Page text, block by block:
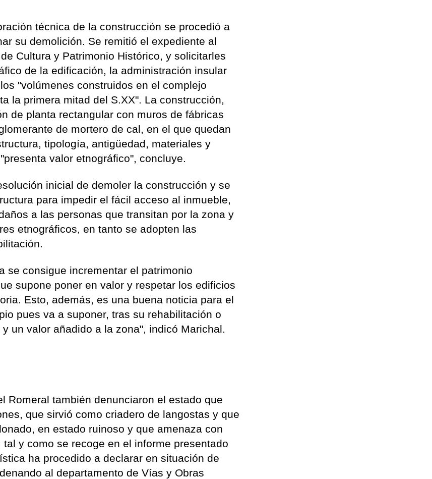
técnica de la construcción se procedió a
su demolición. Se remitió el expediente al
Cultura y Patrimonio Histórico, y solicitarles
de la edificación, la administración insular
"volúmenes construidos en el complejo
la primera mitad del S.XX". La construcción,
de planta rectangular con muros de fábricas
de mortero de cal, en el que quedan
tipología, antigüedad, materiales y
valor etnográfico", concluye.
inicial de demoler la construcción y se
para impedir el fácil acceso al inmueble,
a las personas que transitan por la zona y
etnográficos, en tanto se adopten las
se consigue incrementar el patrimonio
supone poner en valor y respetar los edificios
Esto, además, es una buena noticia para el
pues va a suponer, tras su rehabilitación o
un valor añadido a la zona", indicó Marichal.
Romeral también denunciaron el estado que
que sirvió como criadero de langostas y que
en estado ruinoso y que amenaza con
y como se recoge en el informe presentado
ha procedido a declarar en situación de
al departamento de Vías y Obras